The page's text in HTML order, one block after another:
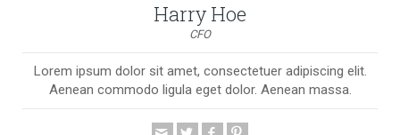
Harry Hoe
CFO
Lorem ipsum dolor sit amet, consectetuer adipiscing elit.
Aenean commodo ligula eget dolor. Aenean massa.